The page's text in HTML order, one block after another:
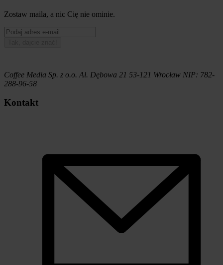
Zostaw maila, a nic Cię nie ominie.
Coffee Media Sp. z o.o. Al. Dębowa 21 53-121 Wrocław NIP: 782-
288-96-58
Kontakt